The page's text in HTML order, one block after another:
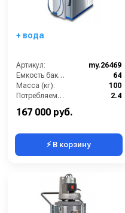
+ вода
Артикул:
my.26469
Емкость бака для мусора (л):
64
Масса (кг):
100
Потребляемая мощность (кВт):
2.4
167 000 руб.
⚡ В корзину